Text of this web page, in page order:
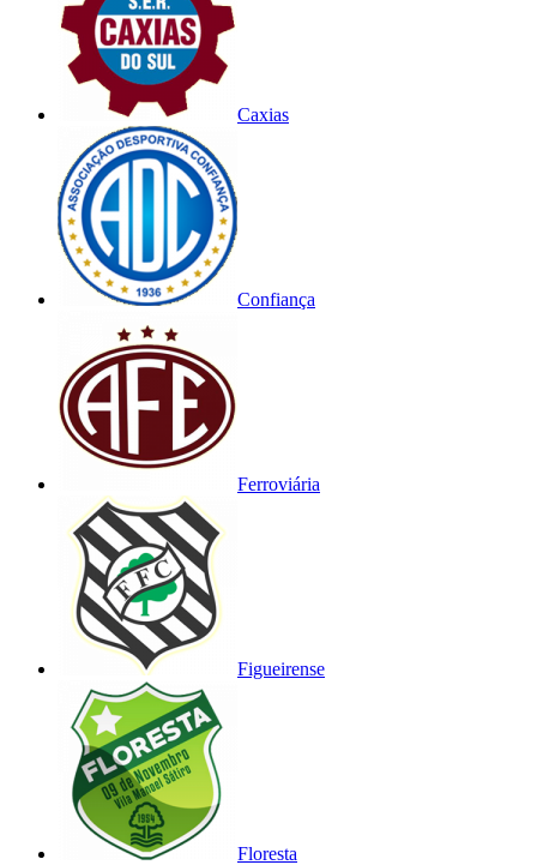
Caxias
Confiança
Ferroviária
Figueirense
Floresta